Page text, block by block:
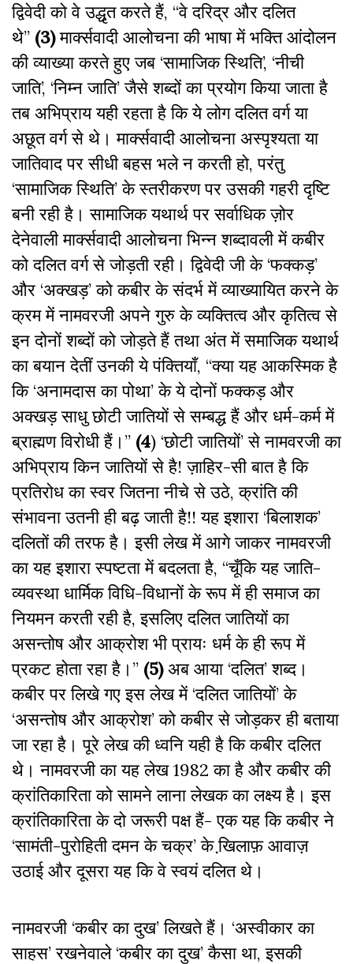
द्विवेदी को वे उद्धृत करते हैं, ‘‘वे दरिद्र और दलित
थे’’ (3)मार्क्सवादी आलोचना की भाषा में भक्ति आंदोलन
की व्याख्या करते हुए जब ‘सामाजिक स्थिति’, ‘नीची
जाति’, ‘निम्न जाति’ जैसे शब्दों का प्रयोग किया जाता है
तब अभिप्राय यही रहता है कि ये लोग दलित वर्ग या
अछूत वर्ग से थे। मार्क्सवादी आलोचना अस्पृश्यता या
जातिवाद पर सीधी बहस भले न करती हो, परंतु
‘सामाजिक स्थिति’ के स्तरीकरण पर उसकी गहरी दृष्टि
बनी रही है। सामाजिक यथार्थ पर सर्वाधिक ज़ोर
देनेवाली मार्क्सवादी आलोचना भिन्न शब्दावली में कबीर
को दलित वर्ग से जोड़ती रही। द्विवेदी जी के ‘फक्कड़’
और ‘अक्खड़’ को कबीर के संदर्भ में व्याख्यायित करने के
क्रम में नामवरजी अपने गुरु के व्यक्तित्व और कृतित्व से
इन दोनों शब्दों को जोड़ते हैं तथा अंत में समाजिक यथार्थ
का बयान देतीं उनकी ये पंक्तियाँ, ‘‘क्या यह आकस्मिक है
कि ‘अनामदास का पोथा’ के ये दोनों फक्कड़ और
अक्खड़ साधु छोटी जातियों से सम्बद्ध हैं और धर्म-कर्म में
ब्राह्मण विरोधी हैं।’’ (4) ‘छोटी जातियों’ से नामवरजी का
अभिप्राय किन जातियों से है! ज़ाहिर-सी बात है कि
प्रतिरोध का स्वर जितना नीचे से उठे, क्रांति की
संभावना उतनी ही बढ़ जाती है!! यह इशारा ‘बिलाशक’
दलितों की तरफ है। इसी लेख में आगे जाकर नामवरजी
का यह इशारा स्पष्टता में बदलता है, ‘‘चूँकि यह जाति-
व्यवस्था धार्मिक विधि-विधानों के रूप में ही समाज का
नियमन करती रही है, इसलिए दलित जातियों का
असन्तोष और आक्रोश भी प्रायः धर्म के ही रूप में
प्रकट होता रहा है।’’ (5)अब आया ‘दलित’ शब्द।
कबीर पर लिखे गए इस लेख में ‘दलित जातियों’ के
‘असन्तोष और आक्रोश’ को कबीर से जोड़कर ही बताया
जा रहा है। पूरे लेख की ध्वनि यही है कि कबीर दलित
थे। नामवरजी का यह लेख 1982 का है और कबीर की
क्रांतिकारिता को सामने लाना लेखक का लक्ष्य है। इस
क्रांतिकारिता के दो जरूरी पक्ष हैं- एक यह कि कबीर ने
‘सामंती-पुरोहिती दमन के चक्र’ के खि़लाफ़ आवाज़
उठाई और दूसरा यह कि वे स्वयं दलित थे।
नामवरजी ‘कबीर का दुख’ लिखते हैं। ‘अस्वीकार का
साहस’ रखनेवाले ‘कबीर का दुख’ कैसा था, इसकी